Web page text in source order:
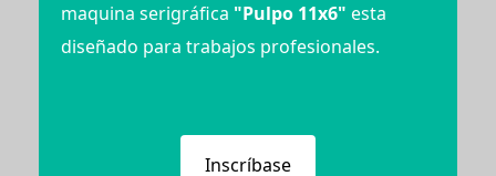
maquina serigráfica "Pulpo 11x6" esta
diseñado para trabajos profesionales.
Inscríbase